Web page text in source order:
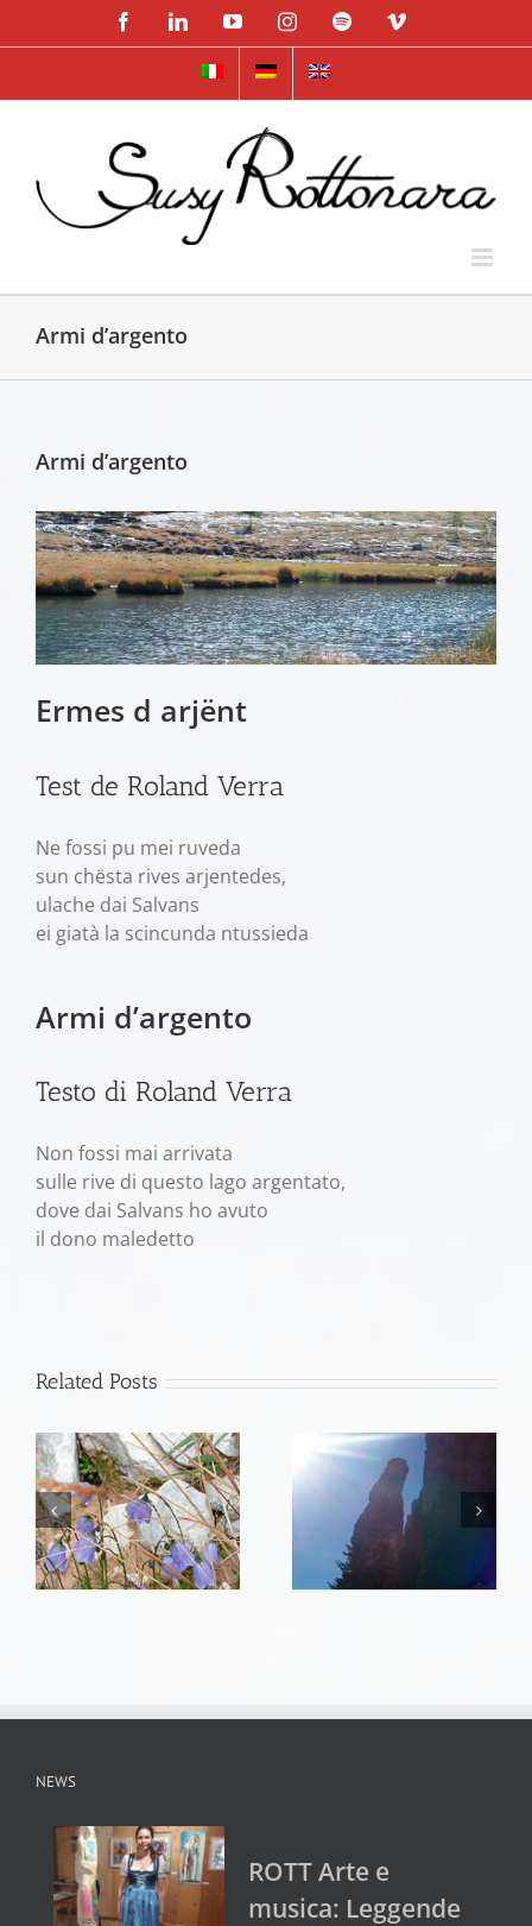
to
FacebookLinkedInYouTubeInstagramSpotifyVimeo
Armi d’argento
Armi d’argento
Ermes d arjënt
Test de Roland Verra
Ne fossi pu mei ruveda
sun chësta rives arjentedes,
ulache dai Salvans
ei giatà la scincunda ntussieda
Armi d’argento
Testo di Roland Verra
Non fossi mai arrivata
sulle rive di questo lago argentato,
dove dai Salvans ho avuto
il dono maledetto
Related Posts
NEWS
ROTT Arte e
musica: Leggende